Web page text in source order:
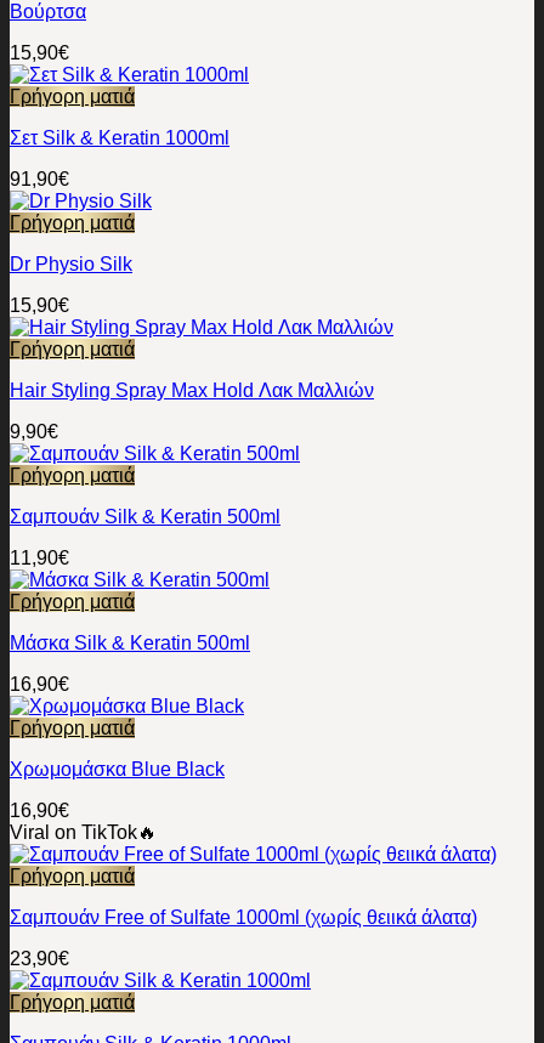
Βούρτσα
15,90€
Γρήγορη ματιά
Σετ Silk & Keratin 1000ml
91,90€
Γρήγορη ματιά
Dr Physio Silk
15,90€
Γρήγορη ματιά
Hair Styling Spray Max Hold Λακ Μαλλιών
9,90€
Γρήγορη ματιά
Σαμπουάν Silk & Keratin 500ml
11,90€
Γρήγορη ματιά
Μάσκα Silk & Keratin 500ml
16,90€
Γρήγορη ματιά
Χρωμομάσκα Blue Black
16,90€
Viral on TikTok🔥
Γρήγορη ματιά
Σαμπουάν Free of Sulfate 1000ml (χωρίς θειικά άλατα)
23,90€
Γρήγορη ματιά